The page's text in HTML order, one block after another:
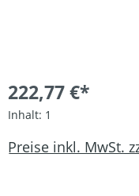
222,77 €*
Inhalt: 1
Preise inkl. MwSt.